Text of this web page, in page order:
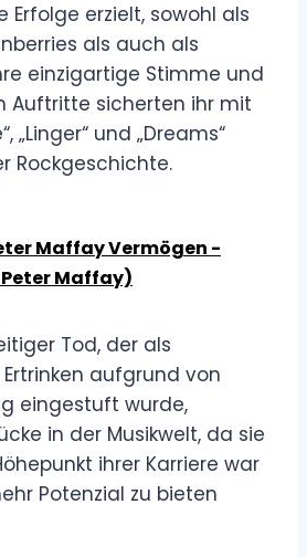
Erfolge erzielt, sowohl als
als auch als
einzigartige Stimme und
Auftritte sicherten ihr mit
„Linger“ und „Dreams“
Rockgeschichte.
Maffay Vermögen -
Maffay)
Tod, der als
aufgrund von
eingestuft wurde,
in der Musikwelt, da sie
ihrer Karriere war
Potenzial zu bieten